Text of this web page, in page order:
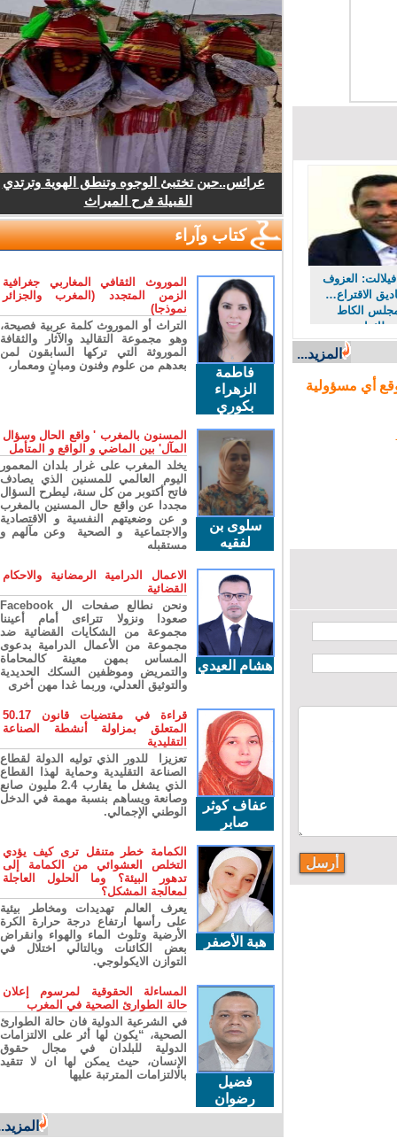
العزوف
الاقتراع…
الكاط
المزيد...
أي مسؤولية
عرائس..حين تختبئ الوجوه وتنطق الهوية وترتدي
القبيلة فرح الميراث
كتاب وآراء
فاطمة
الزهراء
بكوري
الموروث الثقافي المغاربي جغرافية
الزمن المتجدد (المغرب والجزائر
نموذجا)
التراث أو الموروث كلمة عربية فصيحة،
وهو مجموعة التقاليد والآثار والثقافة
الموروثة التي تركها السابقون لمن
بعدهم من علوم وفنون ومبانٍ ومعمار،
سلوى بن
لفقيه
المسنون بالمغرب ' واقع الحال وسؤال
المآل' بين الماضي و الواقع و المتأمل
يخلد المغرب على غرار بلدان المعمور
اليوم العالمي للمسنين الذي يصادف
فاتح أكتوبر من كل سنة، ليطرح السؤال
مجددا عن واقع حال المسنين بالمغرب
و عن وضعيتهم النفسية و الاقتصادية
والاجتماعية و الصحية وعن مآلهم و
مستقبله
هشام العيدي
الاعمال الدرامية الرمضانية والاحكام
القضائية
ونحن نطالع صفحات ال Facebook
صعودا ونزولا تتراءى أمام أعيننا
مجموعة من الشكايات القضائية ضد
مجموعة من الأعمال الدرامية بدعوى
المساس بمهن معينة كالمحاماة
والتمريض وموظفين السكك الحديدية
والتوثيق العدلي، وربما غدا مهن أخرى
عفاف كوثر
صابر
قراءة في مقتضيات قانون 50.17
المتعلق بمزاولة أنشطة الصناعة
التقليدية
تعزيزا للدور الذي توليه الدولة لقطاع
الصناعة التقليدية وحماية لهذا القطاع
الذي يشغل ما يقارب 2.4 مليون صانع
وصانعة ويساهم بنسبة مهمة في الدخل
الوطني الإجمالي.
هبة الأصفر
الكمامة خطر متنقل ترى كيف يؤدي
التخلص العشوائي من الكمامة إلى
تدهور البيئة؟ وما الحلول العاجلة
لمعالجة المشكل؟
يعرف العالم تهديدات ومخاطر بيئية
على رأسها ارتفاع درجة حرارة الكرة
الأرضية وتلوث الماء والهواء وانقراض
بعض الكائنات وبالتالي اختلال في
التوازن الايكولوجي.
فضيل
رضوان
المساءلة الحقوقية لمرسوم إعلان
حالة الطوارئ الصحية في المغرب
في الشرعية الدولية فان حالة الطوارئ
الصحية، “يكون لها أثر على الالتزامات
الدولية للبلدان في مجال حقوق
الإنسان، حيث يمكن لها ان لا تتقيد
بالالتزامات المترتبة عليها
المزيد...